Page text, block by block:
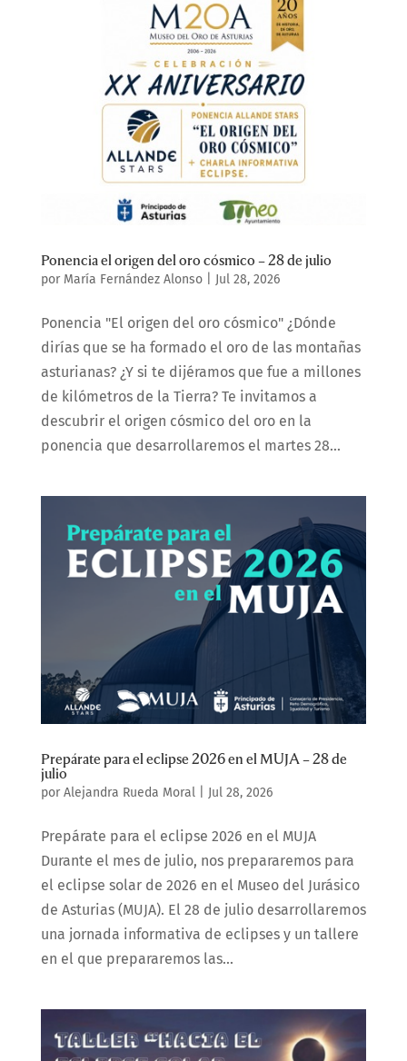
Ponencia el origen del oro cósmico – 28 de julio
por María Fernández Alonso| Jul 28, 2026
Ponencia "El origen del oro cósmico" ¿Dónde
dirías que se ha formado el oro de las montañas
asturianas? ¿Y si te dijéramos que fue a millones
de kilómetros de la Tierra? Te invitamos a
descubrir el origen cósmico del oro en la
ponencia que desarrollaremos el martes 28...
Prepárate para el eclipse 2026 en el MUJA – 28 de
julio
porAlejandra Rueda Moral| Jul 28, 2026
Prepárate para el eclipse 2026 en el MUJA
Durante el mes de julio, nos prepararemos para
el eclipse solar de 2026 en el Museo del Jurásico
de Asturias (MUJA). El 28 de julio desarrollaremos
una jornada informativa de eclipses y un tallere
en el que prepararemos las...